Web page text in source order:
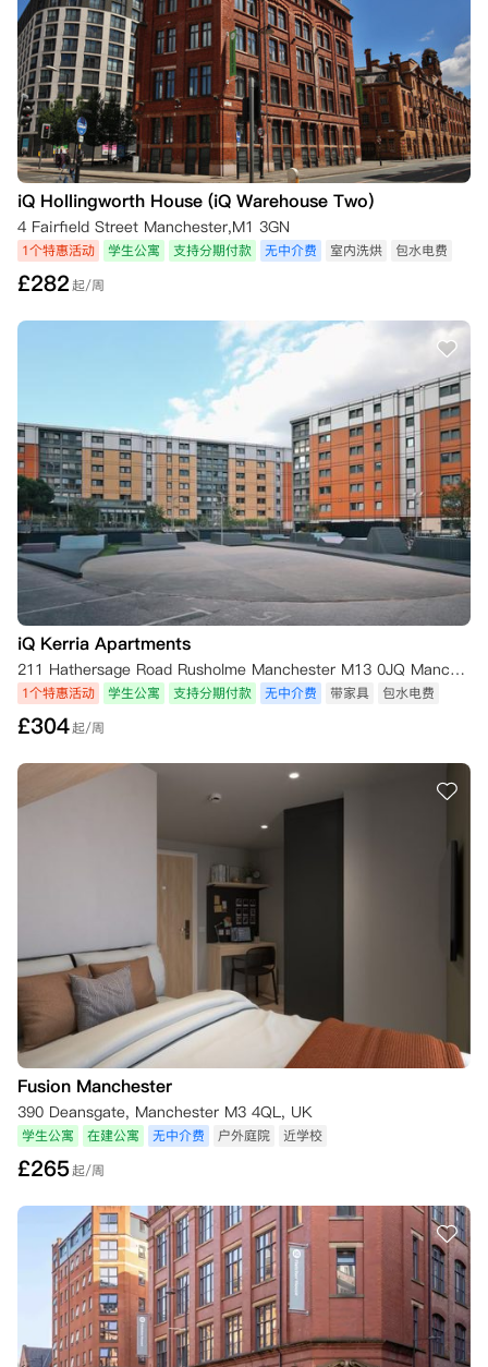
iQ Hollingworth House (iQ Warehouse Two)
4 Fairfield Street Manchester,M1 3GN
1个特惠活动 学生公寓 支持分期付款 无中介费 室内洗烘 包水电费
£282起/周
iQ Kerria Apartments
211 Hathersage Road Rusholme Manchester M13 0JQ Manchester,M13 0JQ
1个特惠活动 学生公寓 支持分期付款 无中介费 带家具 包水电费
£304起/周
Fusion Manchester
390 Deansgate, Manchester M3 4QL, UK
学生公寓 在建公寓 无中介费 户外庭院 近学校
£265起/周